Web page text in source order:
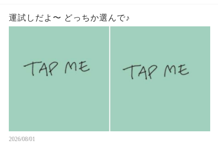
運試しだよ〜 どっちか選んで♪
2026/08/01